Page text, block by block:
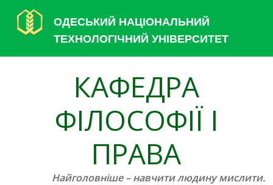
ОДЕСЬКИЙ НАЦІОНАЛЬНИЙ
ТЕХНОЛОГІЧНИЙ УНІВЕРСИТЕТ
КАФЕДРА
ФІЛОСОФІЇ І
ПРАВА
Найголовніше – навчити людину мислити.